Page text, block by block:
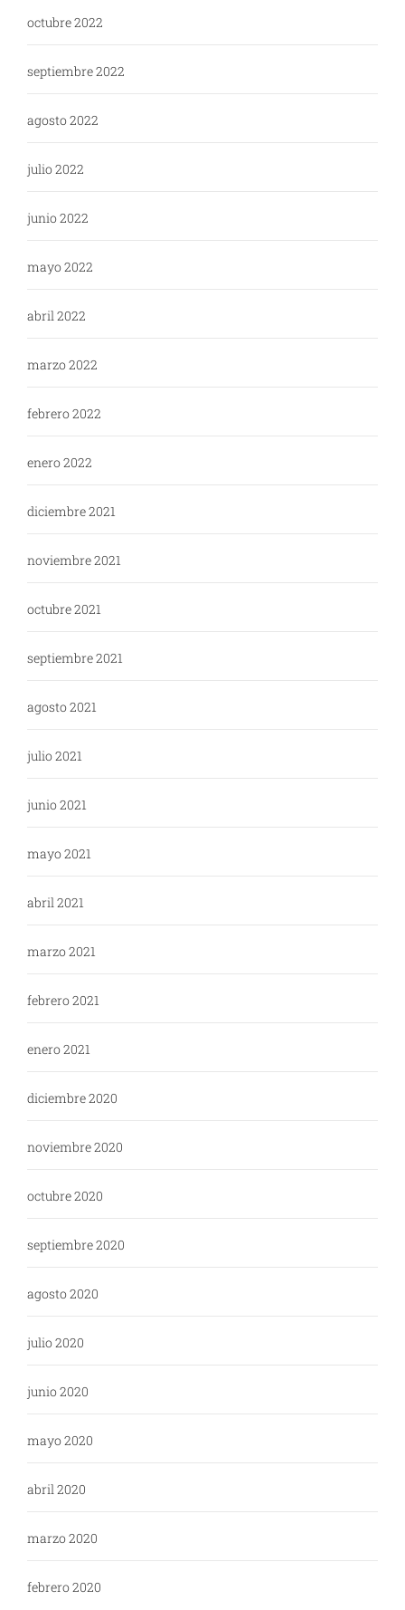
octubre 2022
septiembre 2022
agosto 2022
julio 2022
junio 2022
mayo 2022
abril 2022
marzo 2022
febrero 2022
enero 2022
diciembre 2021
noviembre 2021
octubre 2021
septiembre 2021
agosto 2021
julio 2021
junio 2021
mayo 2021
abril 2021
marzo 2021
febrero 2021
enero 2021
diciembre 2020
noviembre 2020
octubre 2020
septiembre 2020
agosto 2020
julio 2020
junio 2020
mayo 2020
abril 2020
marzo 2020
febrero 2020